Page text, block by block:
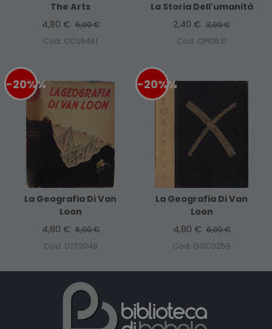
The Arts
4,80 € 6,00 €
Cod. CCU6461
La Storia Dell'umanità
2,40 € 3,00 €
Cod. CPI0631
-20%%
La Geografia Di Van
Loon
4,80 € 6,00 €
Cod. DTP2048
-20%%
La Geografia Di Van
Loon
4,80 € 6,00 €
Cod. GGC0259